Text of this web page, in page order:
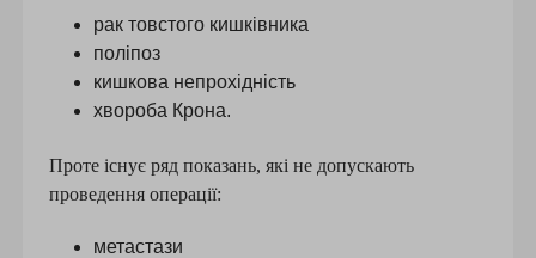
рак товстого кишківника
поліпоз
кишкова непрохідність
хвороба Крона.
Проте існує ряд показань, які не допускають
проведення операції:
метастази